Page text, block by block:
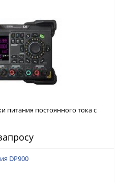
постоянного тока с
DP900